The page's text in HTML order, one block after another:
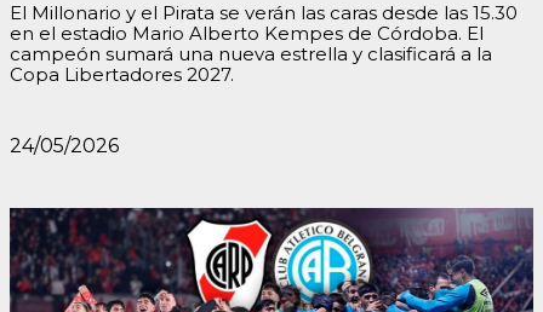
El Millonario y el Pirata se verán las caras desde las 15.30
en el estadio Mario Alberto Kempes de Córdoba. El
campeón sumará una nueva estrella y clasificará a la
Copa Libertadores 2027.
24/05/2026